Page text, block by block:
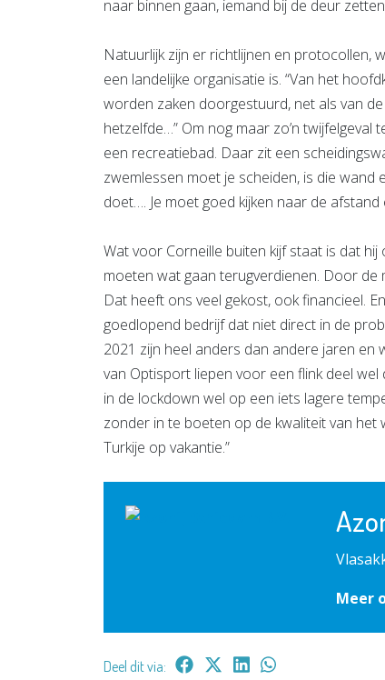
naar binnen gaan, iemand bij de deur
Natuurlijk zijn er richtlijnen en protocollen,
een landelijke organisatie is. “Van het
worden zaken doorgestuurd, net als van
hetzelfde…” Om nog maar zo’n
een recreatiebad. Daar zit een
zwemlessen moet je scheiden, is die wand
doet…. Je moet goed kijken naar de afstand
Wat voor Corneille buiten kijf staat is dat
moeten wat gaan terugverdienen. Door
Dat heeft ons veel gekost, ook financieel.
goedlopend bedrijf dat niet direct in de
2021 zijn heel anders dan andere jaren en
van Optisport liepen voor een flink deel
in de lockdown wel op een iets lagere
zonder in te boeten op de kwaliteit van het
Turkije op vakantie.”
Meer
Deel dit via: